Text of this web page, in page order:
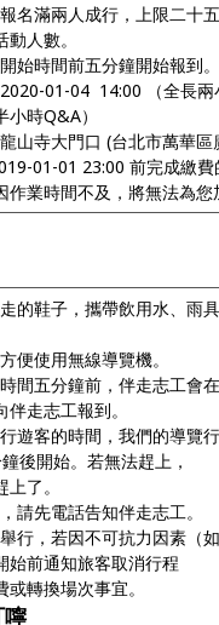
名滿兩人成行，上限二十
人數。
始時間前五分鐘開始報到。
01-04 14:00 （全長兩
時Q&A）
山寺大門口 (台北市萬華
01-01 23:00 前完成繳費
作業時間不及，將無法為您
的鞋子，攜帶飲用水、雨
便使用無線導覽機。
間五分鐘前，伴走志工會
走志工報到。
遊客的時間，我們的導覽
後開始。若無法趕上，
了。
請先電話告知伴走志工。
行，若因不可抗力因素（
始前通知旅客取消行程
轉換場次事宜。
嚀